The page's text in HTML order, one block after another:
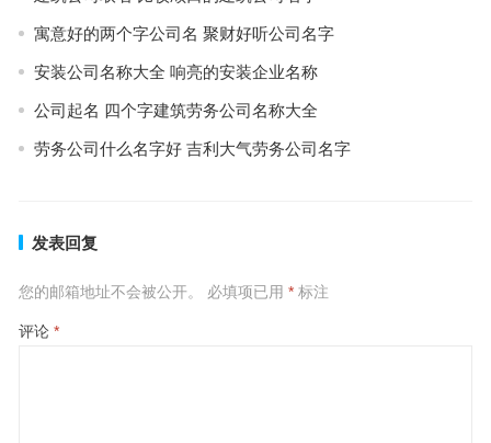
寓意好的两个字公司名 聚财好听公司名字
安装公司名称大全 响亮的安装企业名称
公司起名 四个字建筑劳务公司名称大全
劳务公司什么名字好 吉利大气劳务公司名字
发表回复
您的邮箱地址不会被公开。 必填项已用 *标注
评论 *